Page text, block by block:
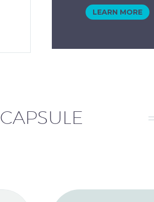
LEARN MORE
CAPSULE